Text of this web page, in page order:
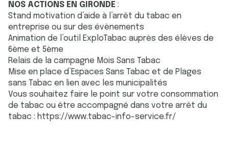
NOS ACTIONS EN GIRONDE :
Stand motivation d’aide à l’arrêt du tabac en
entreprise ou sur des évènements
Animation de l’outil ExploTabac auprès des élèves de
6ème et 5ème
Relais de la campagne Mois Sans Tabac
Mise en place d’Espaces Sans Tabac et de Plages
sans Tabac en lien avec les municipalités
Vous souhaitez faire le point sur votre consommation
de tabac ou être accompagné dans votre arrêt du
tabac : https://www.tabac-info-service.fr/